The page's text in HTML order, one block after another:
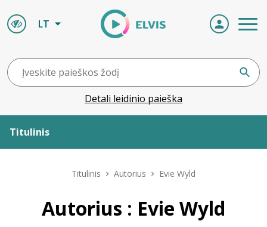
LT
Detali leidinio paieška
Titulinis
Leidiniai
Titulinis Autorius Evie Wyld
Autorius : Evie Wyld